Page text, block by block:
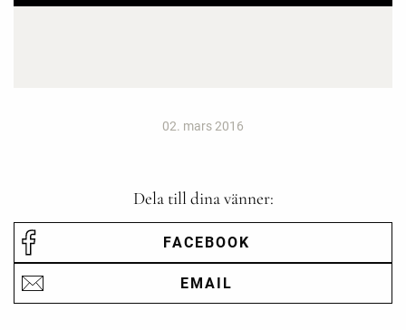
02. mars 2016
Dela till dina vänner:
FACEBOOK
EMAIL